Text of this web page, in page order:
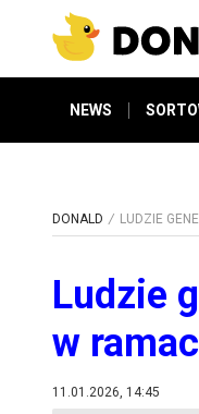
NEWS
DONALD LUDZIE
Ludzie
w
11.01.2026, 14:45